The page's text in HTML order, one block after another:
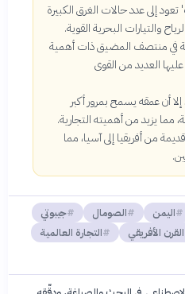
إلى عدد حالات الغرق الكبيرة
والتيارات البحرية القوية.
في منتصف المضيق ذات أهمية
العديد من القوى
أن عمقه يسمح بمرور أكبر
مما يزيد من أهميته التجارية.
من أفريقيا إلى آسيا، مما
اليمن الصومال
جيبوتي
القرن الأفريقي
التجارة العالمية